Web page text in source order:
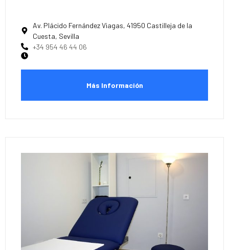
Av. Plácido Fernández Viagas, 41950 Castilleja de la
Cuesta, Sevilla
+34 954 46 44 06
Más Información